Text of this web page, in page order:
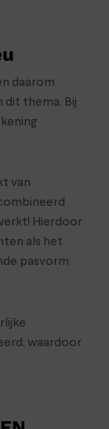
daarom
dit thema. Bij
van
Hierdoor
als het
pasvorm
waardoor